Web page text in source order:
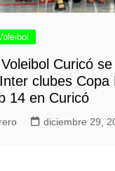
Curicó
clubes Copa
14 en Curicó
diciembre 29,